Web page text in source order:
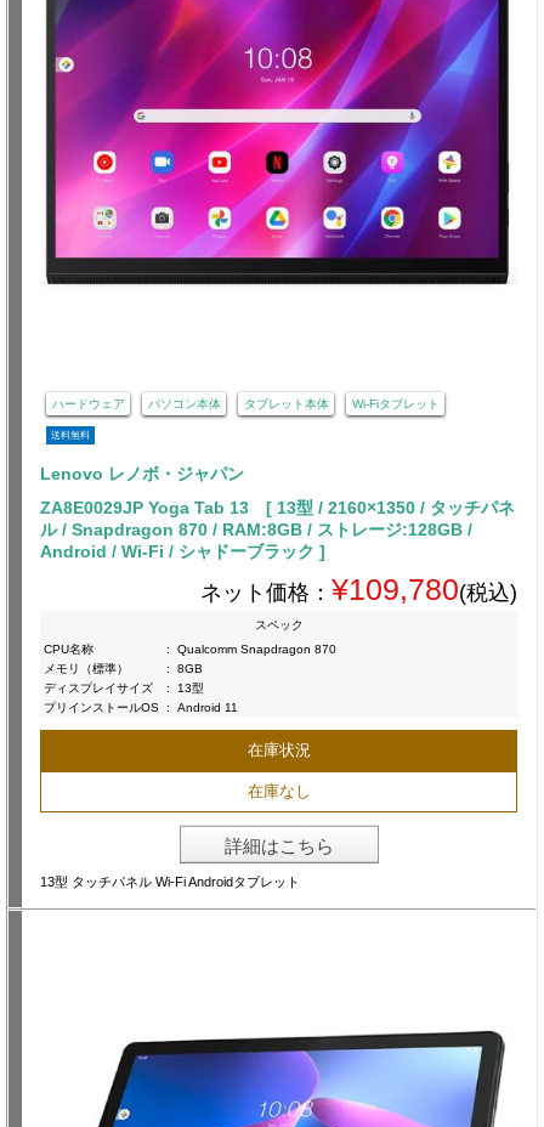
ハードウェア パソコン本体 タブレット本体 Wi-Fiタブレット
送料無料
Lenovo レノボ・ジャパン
ZA8E0029JP Yoga Tab 13 [ 13型 / 2160×1350 / タッチパネ
ル / Snapdragon 870 / RAM:8GB / ストレージ:128GB /
Android / Wi-Fi / シャドーブラック ]
ネット価格： ¥109,780(税込)
スペック
CPU名称
:
Qualcomm Snapdragon 870
メモリ（標準）
:
8GB
ディスプレイサイズ
:
13型
プリインストールOS : Android 11
在庫状況
在庫なし
詳細はこちら
13型 タッチパネル Wi-Fi Androidタブレット